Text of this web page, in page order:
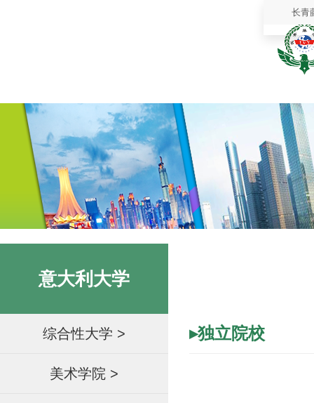
长青
意大利大学
综合性大学 >
美术学院 >
▸独立院校